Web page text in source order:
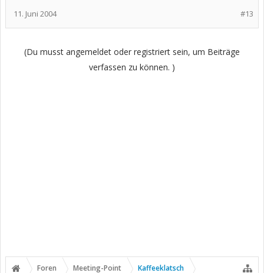
#13
11. Juni 2004
(Du musst angemeldet oder registriert sein, um Beiträge
verfassen zu können. )
Foren Meeting-Point Kaffeeklatsch